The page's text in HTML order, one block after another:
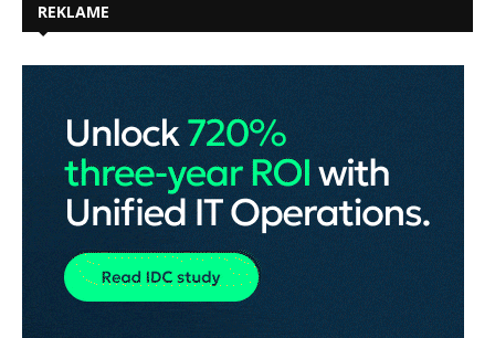
REKLAME